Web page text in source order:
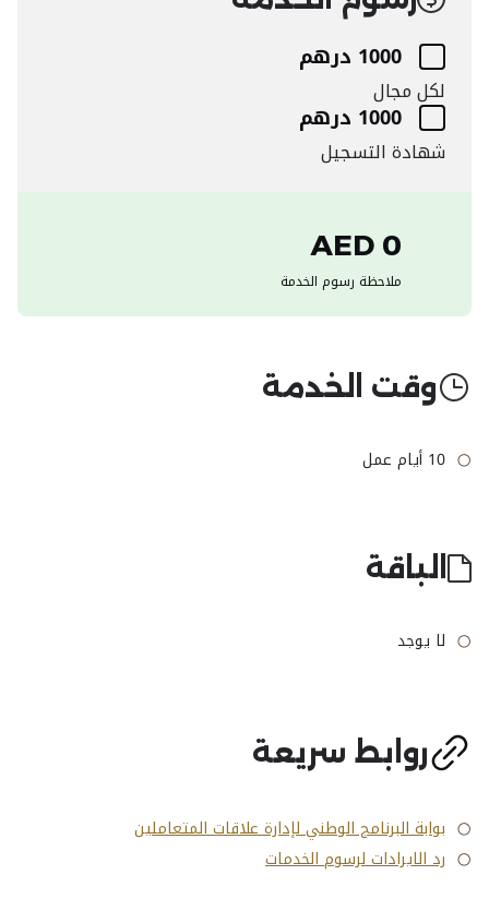
1000 درهم
لكل مجال
1000 درهم
شهادة التسجيل
0 AED
ملاحظة رسوم الخدمة
وقت الخدمة
10 أيام عمل
الباقة
لا يوجد
روابط سريعة
بوابة البرنامج الوطني لإدارة علاقات المتعاملين
رد الايرادات لرسوم الخدمات